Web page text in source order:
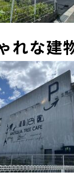
れな建